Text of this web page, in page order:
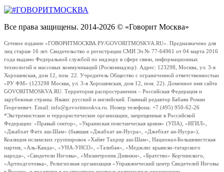
Все права защищены. 2014-2026 © «Говорит Москва»
Сетевое издание «ГОВОРИТМОСКВА.РУ/GOVORITMOSKVA.RU». Предназначено для
лиц старше 16 лет. Свидетельство о регистрации СМИ Эл № 77-64961 от 04 марта 2016
года выдано Федеральной службой по надзору в сфере связи, информационных
технологий и массовых коммуникаций (Роскомнадзор). Адрес: 123298, Москва, ул. 3-я
Хорошевская, дом 12, пом. 22. Учредитель Общество с ограниченной ответственностью
«РУ ФМ» (123298 Москва, ул. 3-я Хорошевская, дом 12, пом. 22). Доменное имя сайта
GOVORITMOSKVA.RU. Территория распространения – Российская Федерация и
зарубежные страны. Языки: русский и английский. Главный редактор Бабаян Роман
Георгиевич. Email: info@govoritmoskva.ru. Номер телефона: +7 (495) 950-62-26
*Экстремистские и террористические организации, запрещенные в Российской
Федерации: «Правый сектор», «Украинская повстанческая армия» (УПА), «ИГИЛ»,
«Джабхат Фатх аш-Шам» (бывшая «Джабхат ан-Нусра», «Джебхат ан-Нусра»),
Коалиция исламских группировок «Хайят Тахрир аш-Шам», Национал-Большевистская
партия, «Аль-Каида», «УНА-УНСО», «Талибан», «Меджлис крымско-татарского
народа», «Свидетели Иеговы», «Мизантропик Дивижн», «Братство» Корчинского,
«Артподготовка», Религиозная организация «Управленческий центр Свидетелей Иеговы